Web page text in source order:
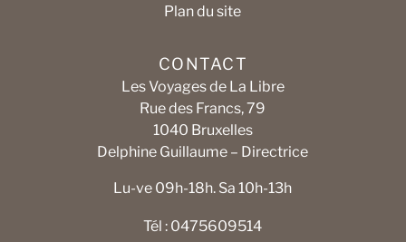
CONTACT
Les Voyages de La Libre
Rue des Francs, 79
1040 Bruxelles
Delphine Guillaume – Directrice
Lu-ve 09h-18h. Sa 10h-13h
Tél : 0475609514
Plan du site